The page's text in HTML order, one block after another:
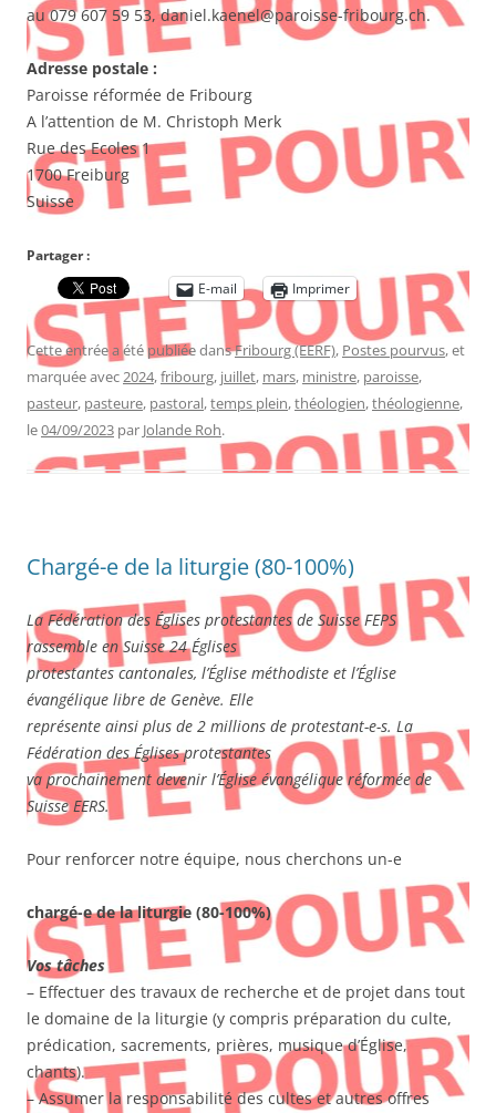
au 079 607 59 53, daniel.kaenel@paroisse-fribourg.ch.
Adresse postale :
Paroisse réformée de Fribourg
A l’attention de M. Christoph Merk
Rue des Ecoles 1
1700 Freiburg
Suisse
Partager :
E-mail
Imprimer
Cette entrée a été publiée dansFribourg (EERF), Postes pourvus, et
marquée avec2024,fribourg, juillet, mars, ministre, paroisse,
pasteur, pasteure, pastoral,temps plein,théologien,théologienne,
le04/09/2023 par Jolande Roh.
Chargé-e de la liturgie (80-100%)
La Fédération des Églises protestantes de Suisse FEPS
rassemble en Suisse 24 Églises
protestantes cantonales, l’Église méthodiste et l’Église
évangélique libre de Genève. Elle
représente ainsi plus de 2 millions de protestant-e-s. La
Fédération des Églises protestantes
va prochainement devenir l’Église évangélique réformée de
Suisse EERS.
Pour renforcer notre équipe, nous cherchons un-e
chargé-e de la liturgie (80-100%)
Vos tâches
– Effectuer des travaux de recherche et de projet dans tout
le domaine de la liturgie (y compris préparation du culte,
prédication, sacrements, prières, musique d’Église,
chants).
– Assumer la responsabilité des cultes et autres offres